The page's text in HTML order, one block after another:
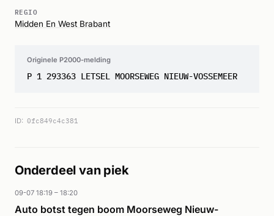
REGIO
Midden En West Brabant
Originele P2000-melding
P 1 293363 LETSEL MOORSEWEG NIEUW-VOSSEMEER
ID: 0fc849c4c381
Onderdeel van piek
09-07 18:19 – 18:20
Auto botst tegen boom Moorseweg Nieuw-